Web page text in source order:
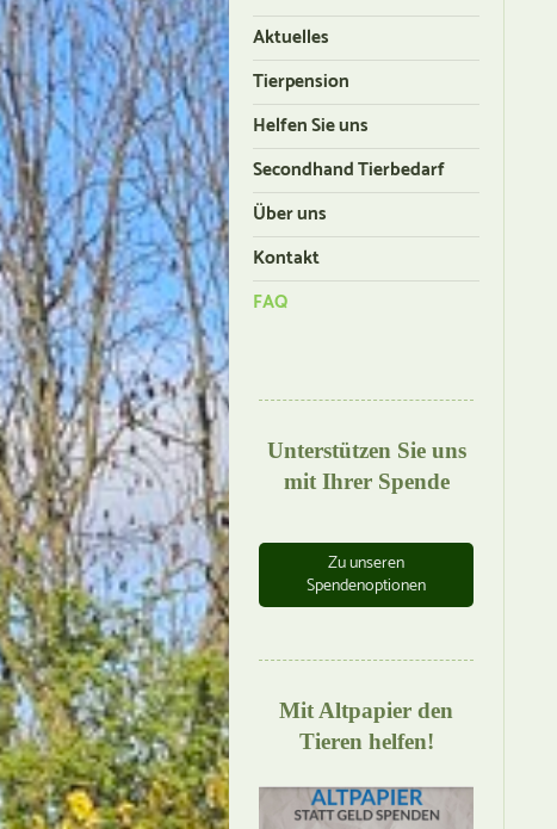
Aktuelles
Tierpension
Helfen Sie uns
Secondhand Tierbedarf
Über uns
Kontakt
FAQ
Unterstützen Sie uns
mit Ihrer Spende
Zu unseren
Spendenoptionen
Mit Altpapier den
Tieren helfen!